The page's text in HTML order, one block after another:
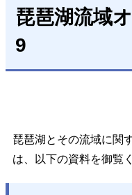
琵琶湖流域
9
琵琶湖とその流域に関
は、以下の資料を御覧